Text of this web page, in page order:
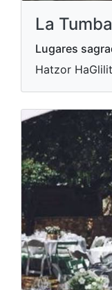
La
Lugares
Hatzor